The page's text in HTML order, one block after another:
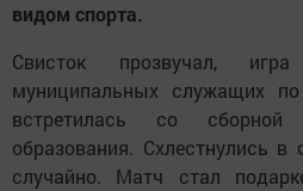
видом спорта.
Свисток прозвучал,
муниципальных служащих
встретилась со сборной
образования. Схлестнулись
случайно. Матч стал